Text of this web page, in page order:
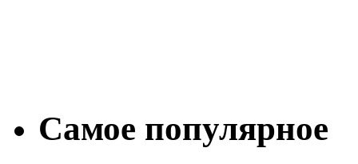
Самое популярное